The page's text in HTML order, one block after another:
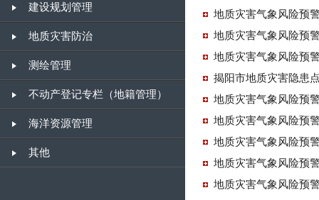
建设规划管理
地质灾害防治
测绘管理
不动产登记专栏（地籍管理）
海洋资源管理
其他
地质灾害气象风险预
地质灾害气象风险预
地质灾害气象风险预
揭阳市地质灾害隐患
地质灾害气象风险预
地质灾害气象风险预
地质灾害气象风险预
地质灾害气象风险预
地质灾害气象风险预